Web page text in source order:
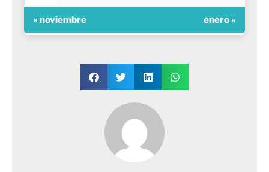
« noviembre enero »